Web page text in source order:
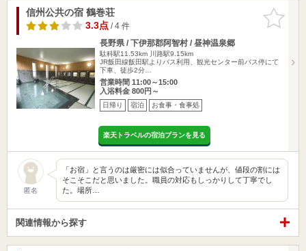
お気に入
りに追加
信州公共の宿 鶴巻荘
3.3点/ 4 件
長野県 / 下伊那郡阿智村 / 昼神温泉郷
駄科駅11.53km
川路駅9.15km
JR飯田線飯田駅よりバス利用、観光センター前バス停にて
下車、徒歩2分…
営業時間 11:00～15:00
入浴料金 800円～
日帰り 宿泊 お食事・食事処
楽天トラベルの宿泊プランを見る
匿名
「お宿」と言うのは厳密には似合っていませんが、値段の割には
そこそこだと思いました。職員の対応もしっかりして丁寧でし
た。場所…
関連情報から探す